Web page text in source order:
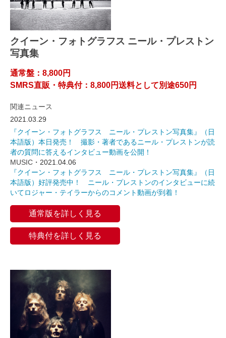
クイーン・フォトグラフス ニール・プレストン
写真集
通常盤：8,800円
SMRS直販・特典付：8,800円送料として別途650円
関連ニュース
2021.03.29
『クイーン・フォトグラフス ニール・プレストン写真集』（日
本語版）本日発売！ 撮影・著者であるニール・プレストンが読
者の質問に答えるインタビュー動画を公開！
MUSIC ・2021.04.06
『クイーン・フォトグラフス ニール・プレストン写真集』（日
本語版）好評発売中！ ニール・プレストンのインタビューに続
いてロジャー・テイラーからのコメント動画が到着！
通常版を詳しく見る
特典付を詳しく見る